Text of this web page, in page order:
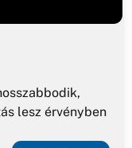
lesz érvényben